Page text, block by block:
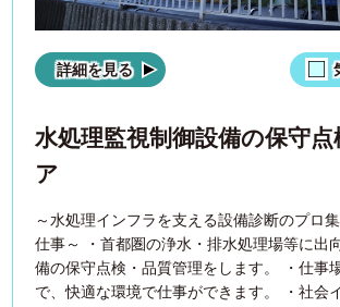
詳細を見る
水処理監視制御設備の保守
ア
～水処理インフラを支える設備診断のプロ
仕事～ ・首都圏の浄水・排水処理場等に出
備の保守点検・品質管理をします。 ・仕事
で、快適な環境で仕事ができます。 ・社会